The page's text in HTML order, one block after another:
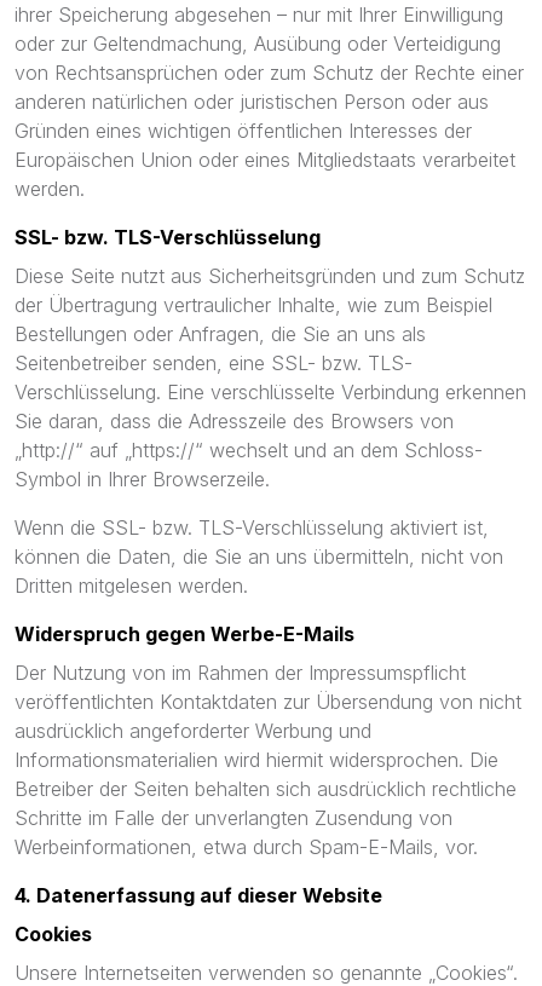
ihrer Speicherung abgesehen – nur mit Ihrer Einwilligung
oder zur Geltendmachung, Ausübung oder Verteidigung
von Rechtsansprüchen oder zum Schutz der Rechte einer
anderen natürlichen oder juristischen Person oder aus
Gründen eines wichtigen öffentlichen Interesses der
Europäischen Union oder eines Mitgliedstaats verarbeitet
werden.
SSL- bzw. TLS-Verschlüsselung
Diese Seite nutzt aus Sicherheitsgründen und zum Schutz
der Übertragung vertraulicher Inhalte, wie zum Beispiel
Bestellungen oder Anfragen, die Sie an uns als
Seitenbetreiber senden, eine SSL- bzw. TLS-
Verschlüsselung. Eine verschlüsselte Verbindung erkennen
Sie daran, dass die Adresszeile des Browsers von
„http://“ auf „https://“ wechselt und an dem Schloss-
Symbol in Ihrer Browserzeile.
Wenn die SSL- bzw. TLS-Verschlüsselung aktiviert ist,
können die Daten, die Sie an uns übermitteln, nicht von
Dritten mitgelesen werden.
Widerspruch gegen Werbe-E-Mails
Der Nutzung von im Rahmen der Impressumspflicht
veröffentlichten Kontaktdaten zur Übersendung von nicht
ausdrücklich angeforderter Werbung und
Informationsmaterialien wird hiermit widersprochen. Die
Betreiber der Seiten behalten sich ausdrücklich rechtliche
Schritte im Falle der unverlangten Zusendung von
Werbeinformationen, etwa durch Spam-E-Mails, vor.
4. Datenerfassung auf dieser Website
Cookies
Unsere Internetseiten verwenden so genannte „Cookies“.